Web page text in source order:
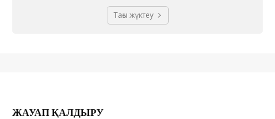
Тағы жүктеу
ЖАУАП ҚАЛДЫРУ